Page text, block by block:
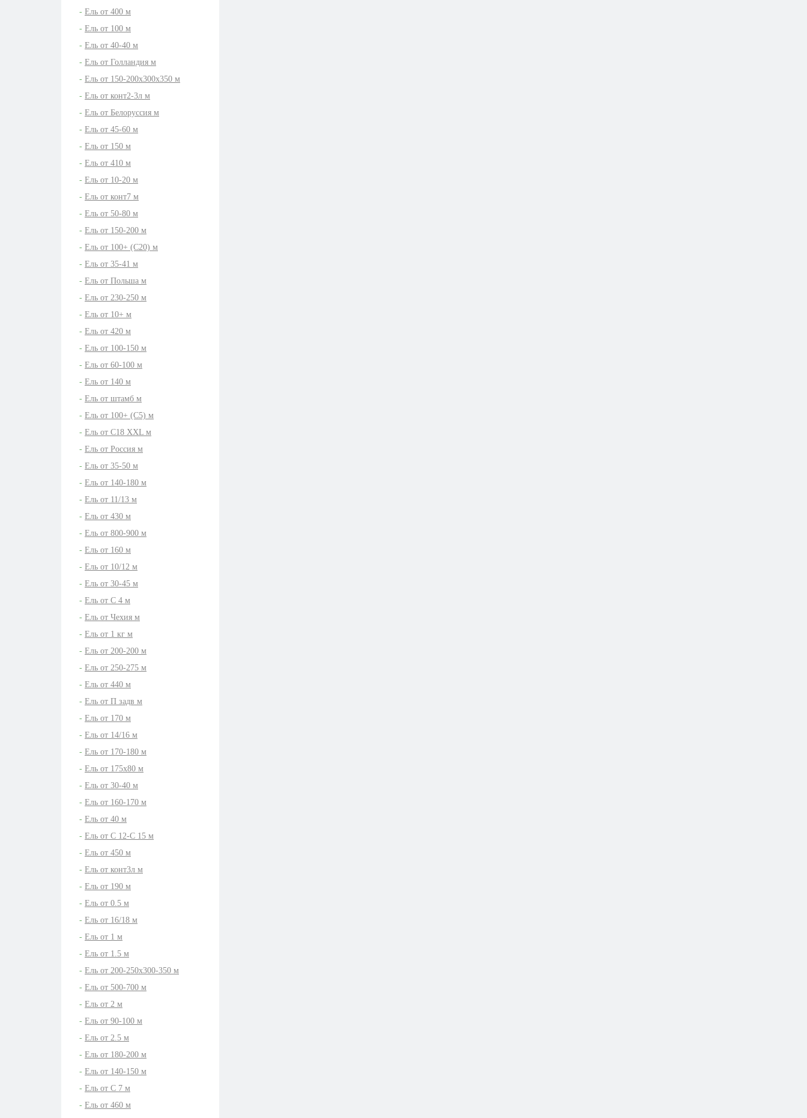
Ель от 400 м
Ель от 100 м
Ель от 40-40 м
Ель от Голландия м
Ель от 150-200х300х350 м
Ель от конт2-3л м
Ель от Белоруссия м
Ель от 45-60 м
Ель от 150 м
Ель от 410 м
Ель от 10-20 м
Ель от конт7 м
Ель от 50-80 м
Ель от 150-200 м
Ель от 100+ (С20) м
Ель от 35-41 м
Ель от Польша м
Ель от 230-250 м
Ель от 10+ м
Ель от 420 м
Ель от 100-150 м
Ель от 60-100 м
Ель от 140 м
Ель от штамб м
Ель от 100+ (С5) м
Ель от C18 XXL м
Ель от Россия м
Ель от 35-50 м
Ель от 140-180 м
Ель от 11/13 м
Ель от 430 м
Ель от 800-900 м
Ель от 160 м
Ель от 10/12 м
Ель от 30-45 м
Ель от C 4 м
Ель от Чехия м
Ель от 1 кг м
Ель от 200-200 м
Ель от 250-275 м
Ель от 440 м
Ель от П задв м
Ель от 170 м
Ель от 14/16 м
Ель от 170-180 м
Ель от 175x80 м
Ель от 30-40 м
Ель от 160-170 м
Ель от 40 м
Ель от C 12-C 15 м
Ель от 450 м
Ель от конт3л м
Ель от 190 м
Ель от 0.5 м
Ель от 16/18 м
Ель от 1 м
Ель от 1.5 м
Ель от 200-250х300-350 м
Ель от 500-700 м
Ель от 2 м
Ель от 90-100 м
Ель от 2.5 м
Ель от 180-200 м
Ель от 140-150 м
Ель от C 7 м
Ель от 460 м